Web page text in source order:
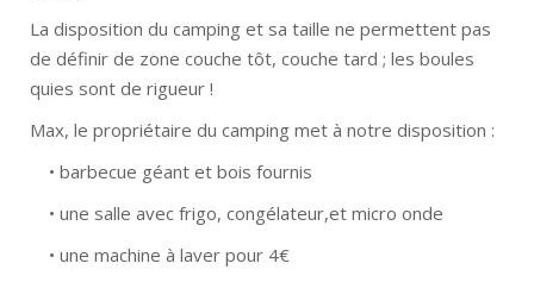
La disposition du camping et sa taille ne permettent pas
de définir de zone couche tôt, couche tard ; les boules
quies sont de rigueur !
Max, le propriétaire du camping met à notre disposition :
• barbecue géant et bois fournis
• une salle avec frigo, congélateur,et micro onde
• une machine à laver pour 4€